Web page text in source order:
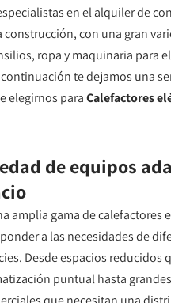
en el alquiler de
construcción, con una gran
ropa y maquinaria para
te dejamos una
elegirnos paraCalefactores
de equipos
amplia gama de calefactores
a las necesidades de
Desde espacios reducidos
puntual hasta